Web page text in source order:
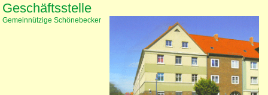
Geschäftsstelle
Gemeinnützige Schönebecker